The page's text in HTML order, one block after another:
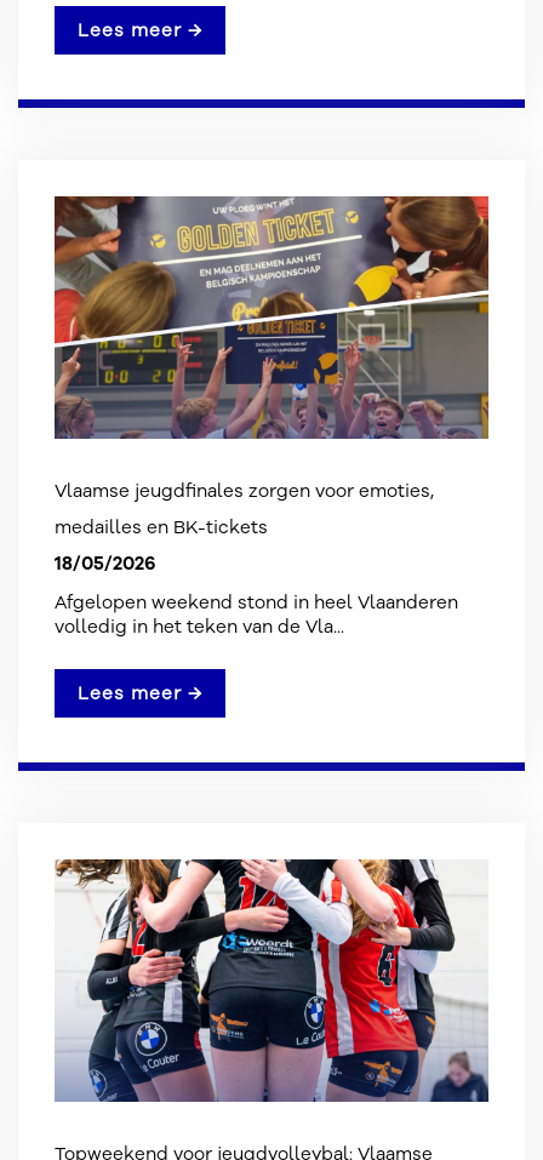
Lees meer →
Vlaamse jeugdfinales zorgen voor emoties,
medailles en BK-tickets
18/05/2026
Afgelopen weekend stond in heel Vlaanderen
volledig in het teken van de Vla...
Lees meer →
Topweekend voor jeugdvolleybal: Vlaamse